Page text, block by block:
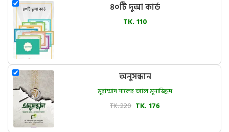
৪০টি দুআ কার্ড
TK. 110
অনুসন্ধান
মুহাম্মাদ সালেহ আল মুনাজ্জিদ
TK. 220 TK. 176